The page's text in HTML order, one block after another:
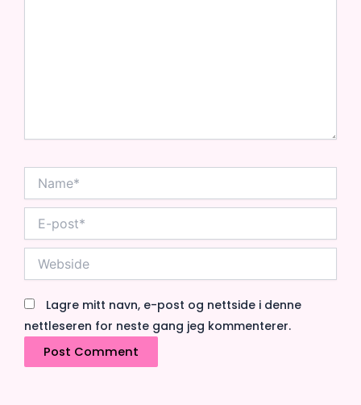
post*
Lagre mitt navn, e-post og nettside i denne
nettleseren for neste gang jeg kommenterer.